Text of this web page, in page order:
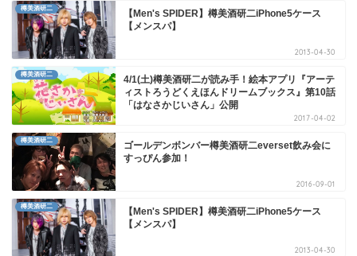
樽美酒研二
【Men's SPIDER】樽美酒研二iPhone5ケース
【メンスパ】
2013-04-30
樽美酒研二
4/1(土)樽美酒研二が読み手！絵本アプリ『アーテ
ィストろうどくえほんドリームブックス』第10話
「はなさかじいさん」公開
2017-04-02
樽美酒研二
ゴールデンボンバー樽美酒研二everset飲み会に
すっぴん参加！
2016-09-01
樽美酒研二
【Men's SPIDER】樽美酒研二iPhone5ケース
【メンスパ】
2013-04-30